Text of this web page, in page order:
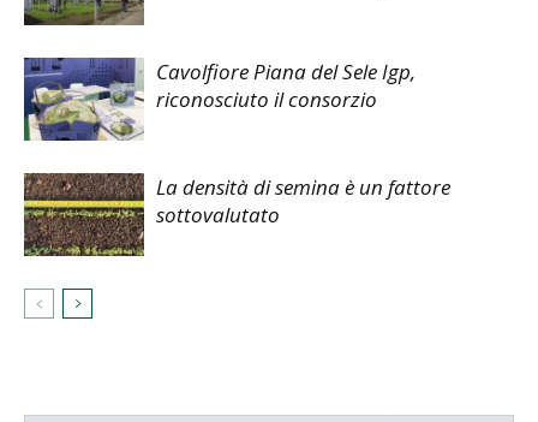
Cavolfiore Piana del Sele Igp,
riconosciuto il consorzio
La densità di semina è un fattore
sottovalutato